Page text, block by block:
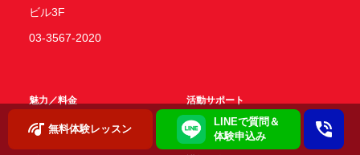
無料体験レッスン
LINEで質問＆
体験申込み
ビル3F
03-3567-2020
魅力／料金 活動サポート
ボイストレーニング 楽器・映像・DTM